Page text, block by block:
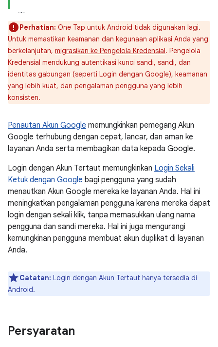
Perhatian: One Tap untuk Android tidak digunakan lagi.
Untuk memastikan keamanan dan kegunaan aplikasi Anda yang
berkelanjutan, migrasikan ke Pengelola Kredensial. Pengelola
Kredensial mendukung autentikasi kunci sandi, sandi, dan
identitas gabungan (seperti Login dengan Google), keamanan
yang lebih kuat, dan pengalaman pengguna yang lebih
konsisten.
Penautan Akun Google memungkinkan pemegang Akun
Google terhubung dengan cepat, lancar, dan aman ke
layanan Anda serta membagikan data kepada Google.
Login dengan Akun Tertaut memungkinkan Login Sekali
Ketuk dengan Google bagi pengguna yang sudah
menautkan Akun Google mereka ke layanan Anda. Hal ini
meningkatkan pengalaman pengguna karena mereka dapat
login dengan sekali klik, tanpa memasukkan ulang nama
pengguna dan sandi mereka. Hal ini juga mengurangi
kemungkinan pengguna membuat akun duplikat di layanan
Anda.
Catatan: Login dengan Akun Tertaut hanya tersedia di
Android.
Persyaratan